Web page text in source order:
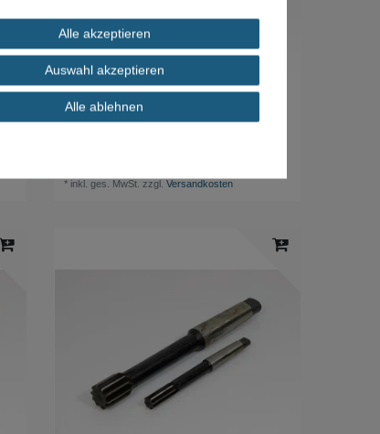
* inkl. ges. MwSt. zzgl.Versandkosten
Alle akzeptieren
Auswahl akzeptieren
Alle ablehnen